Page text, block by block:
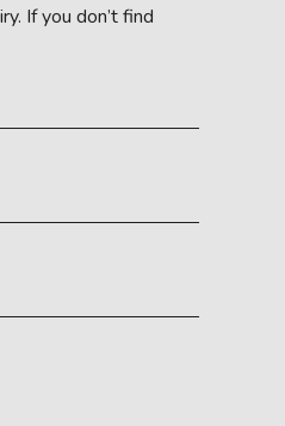
If you don’t find